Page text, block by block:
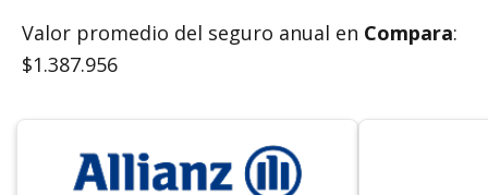
Valor promedio del seguro anual en Compara:
$1.387.956